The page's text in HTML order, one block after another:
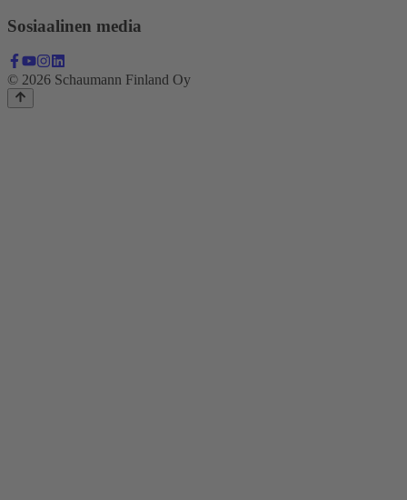
Sosiaalinen media
© 2026 Schaumann Finland Oy